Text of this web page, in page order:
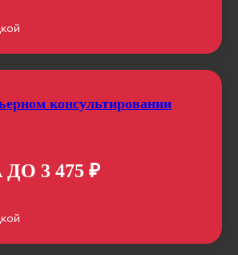
консультировании
3 475 ₽